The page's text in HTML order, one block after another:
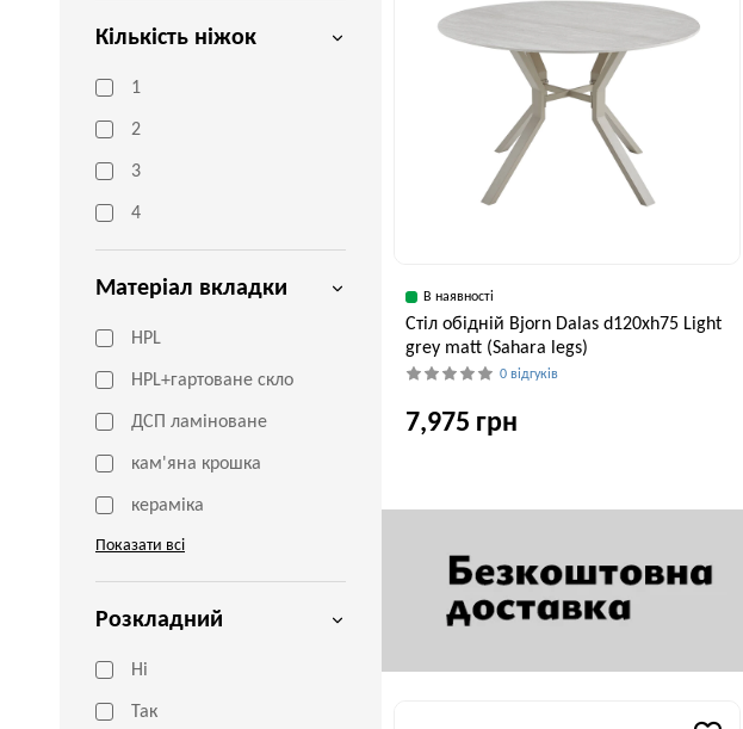
Кількість ніжок
1
2
3
4
Матеріал вкладки
HPL
HPL+гартоване скло
ДСП ламіноване
кам'яна крошка
кераміка
Показати всі
Розкладний
Ні
Так
В наявності
Стіл обідній Bjorn Dalas d120xh75 Light
grey matt (Sahara legs)
0 відгуків
7,975 грн
Ширина, см Висота, см